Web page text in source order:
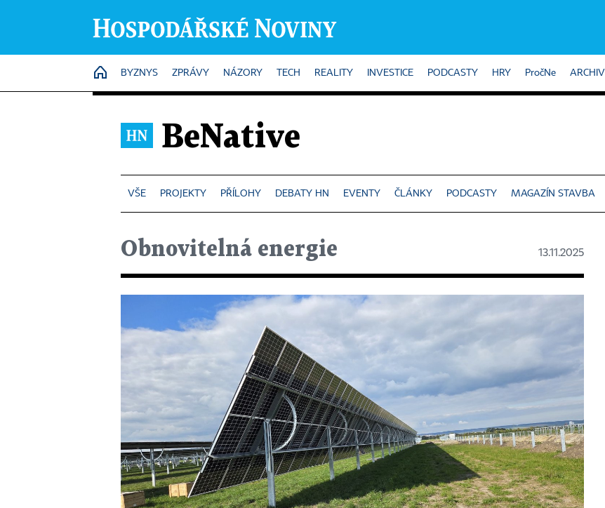
HOME
BYZNYS ZPRÁVY NÁZORY TECH REALITY INVESTICE PODCASTY HRY PročNe ARCHIV
BeNative
PROJEKTY PŘÍLOHY DEBATY HN EVENTY ČLÁNKY PODCASTY MAGAZÍN STAVBA
Obnovitelná energie 13.11.2025